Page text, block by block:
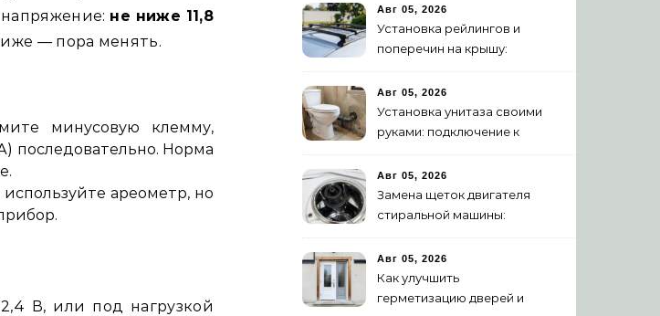
не ниже 11,8
— пора менять.
минусовую клемму,
последовательно. Норма
ареометр, но
В, или под нагрузкой
Авг 05, 2026
Установка рейлингов и
поперечин на крышу:
Авг 05, 2026
Установка унитаза своими
руками: подключение к
Авг 05, 2026
Замена щеток двигателя
стиральной машины:
Авг 05, 2026
Как улучшить
герметизацию дверей и